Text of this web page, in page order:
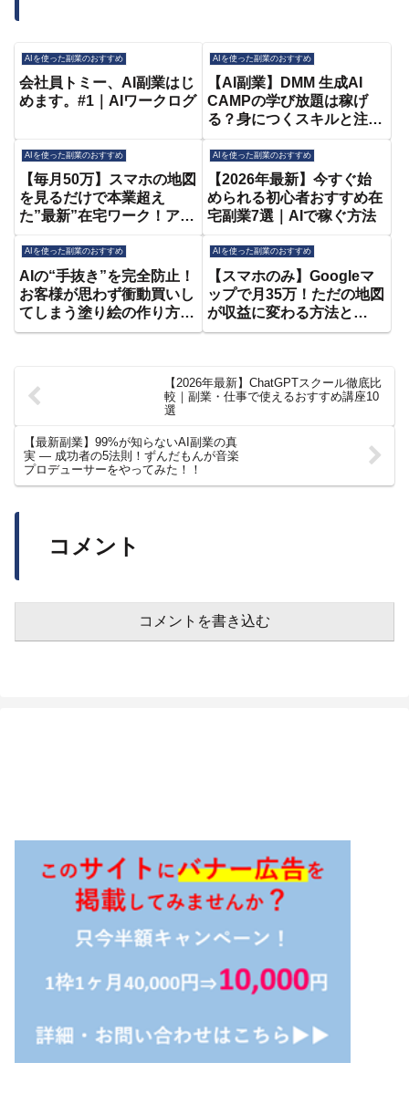
AIを使った副業のおすすめ
会社員トミー、AI副業はじ
めます。#1｜AIワークログ
AIを使った副業のおすすめ
【AI副業】DMM 生成AI
CAMPの学び放題は稼げ
る？身につくスキルと注意
AIを使った副業のおすすめ
【毎月50万】スマホの地図
を見るだけで本業超え
た”最新”在宅ワーク！アメ
できる風景×AI副業を日本
人向け解説！【Google
Earth】【AI動画】
AIを使った副業のおすすめ
【2026年最新】今すぐ始
められる初心者おすすめ在
宅副業7選｜AIで稼ぐ方法
AIを使った副業のおすすめ
AIの“手抜き”を完全防止！
お客様が思わず衝動買いし
てしまう塗り絵の作り方、
売り方、全部教えます【お
AIを使った副業のおすすめ
【スマホのみ】Googleマ
ップで月35万！ただの地図
が収益に変わる方法と
は！？海外でバズった最先
ク】
【2026年最新】ChatGPTスクール徹底比
較｜副業・仕事で使えるおすすめ講座10
選
【最新副業】99%が知らないAI副業の真
実 ― 成功者の5法則！ずんだもんが音楽
プロデューサーをやってみた！！
コメント
コメントを書き込む